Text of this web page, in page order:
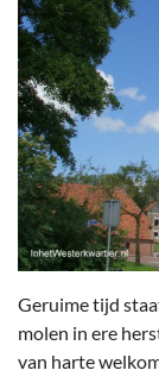
Geruime tijd
molen in ere
van harte